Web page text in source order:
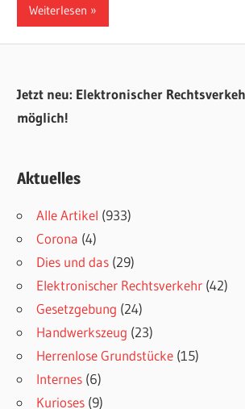
Weiterlesen
Jetzt neu: Elektronischer
möglich!
Aktuelles
Alle Artikel (933)
Corona (4)
Dies und das (29)
Elektronischer Rechtsverkehr (42)
Gesetzgebung (24)
Handwerkszeug (23)
Herrenlose Grundstücke (15)
Internes (6)
Kurioses (9)